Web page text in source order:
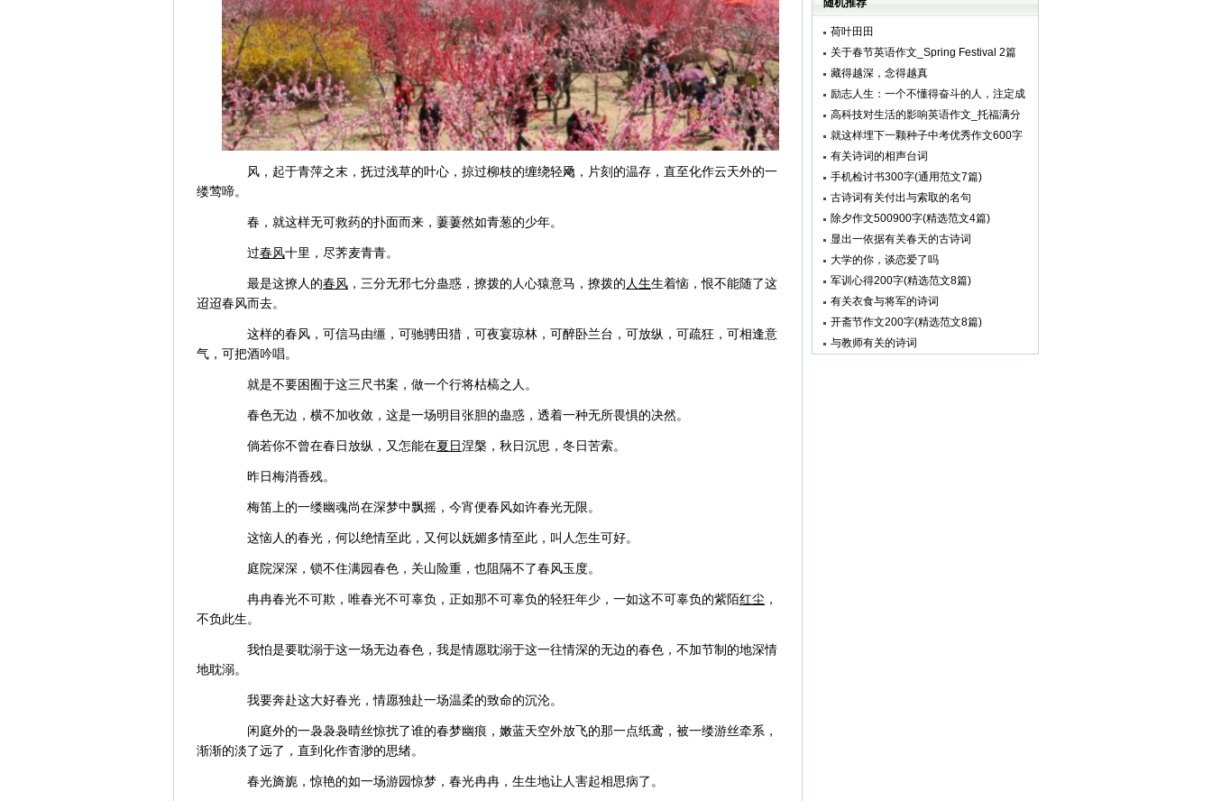
风，起于青萍之末，抚过浅草的叶心，掠过柳枝的缠绕轻飏，片刻的温存，直至化作云天外的一
缕莺啼。
春，就这样无可救药的扑面而来，萋萋然如青葱的少年。
过春风十里，尽荠麦青青。
最是这撩人的春风 ，三分无邪七分蛊惑，撩拨的人心猿意马，撩拨的 人生生着恼，恨不能随了这
迢迢春风而去。
这样的春风，可信马由缰，可驰骋田猎，可夜宴琼林，可醉卧兰台，可放纵，可疏狂，可相逢意
气，可把酒吟唱。
就是不要困囿于这三尺书案，做一个行将枯槁之人。
春色无边，横不加收敛，这是一场明目张胆的蛊惑，透着一种无所畏惧的决然。
倘若你不曾在春日放纵，又怎能在夏日涅槃，秋日沉思，冬日苦索。
昨日梅消香残。
梅笛上的一缕幽魂尚在深梦中飘摇，今宵便春风如许春光无限。
这恼人的春光，何以绝情至此，又何以妩媚多情至此，叫人怎生可好。
庭院深深，锁不住满园春色，关山险重，也阻隔不了春风玉度。
冉冉春光不可欺，唯春光不可辜负，正如那不可辜负的轻狂年少，一如这不可辜负的紫陌红尘 ，
不负此生。
我怕是要耽溺于这一场无边春色，我是情愿耽溺于这一往情深的无边的春色，不加节制的地深情
地耽溺。
我要奔赴这大好春光，情愿独赴一场温柔的致命的沉沦。
闲庭外的一袅袅袅晴丝惊扰了谁的春梦幽痕，嫩蓝天空外放飞的那一点纸鸢，被一缕游丝牵系，
渐渐的淡了远了，直到化作杳渺的思绪。
春光旖旎，惊艳的如一场游园惊梦，春光冉冉，生生地让人害起相思病了。
随机推荐
荷叶田田
关于春节英语作文_Spring Festival 2篇
藏得越深，念得越真
励志人生：一个不懂得奋斗的人，注定成
不了大事！
高科技对生活的影响英语作文_托福满分
英语作文3篇
就这样埋下一颗种子中考优秀作文600字
(通用范文8篇)
有关诗词的相声台词
手机检讨书300字(通用范文7篇)
古诗词有关付出与索取的名句
除夕作文500900字(精选范文4篇)
显出一依据有关春天的古诗词
大学的你，谈恋爱了吗
军训心得200字(精选范文8篇)
有关衣食与将军的诗词
开斋节作文200字(精选范文8篇)
与教师有关的诗词